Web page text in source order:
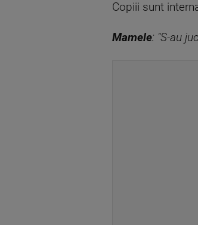
Copiii sunt
Mamele: "S-au